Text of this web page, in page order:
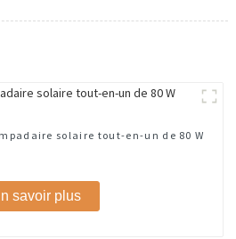
solaire tout-en-un de 80 W
savoir plus